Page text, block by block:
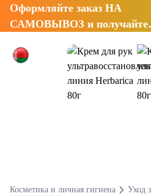
Оформляйте заказ НА
САМОВЫВОЗ и получайте
Косметика и личная гигиена Уход